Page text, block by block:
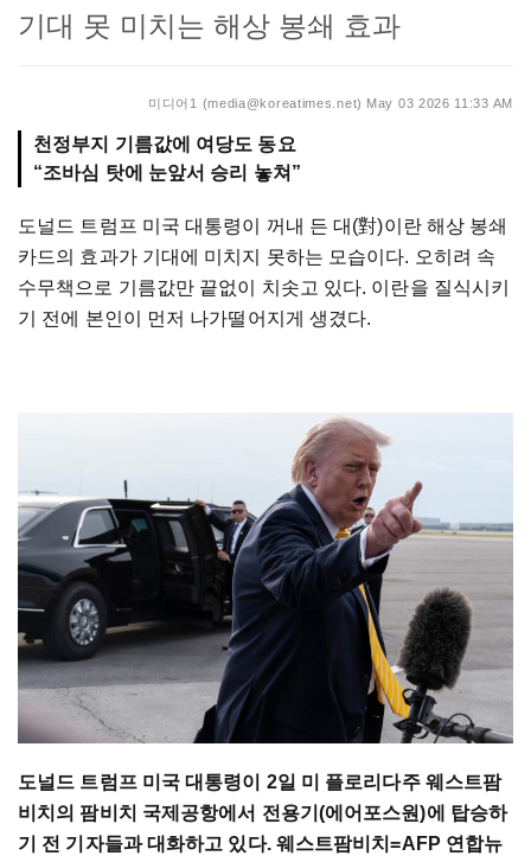
기대 못 미치는 해상 봉쇄 효과
미디어1 (media@koreatimes.net) May 03 2026 11:33 AM
천정부지 기름값에 여당도 동요
“조바심 탓에 눈앞서 승리 놓쳐”
도널드 트럼프 미국 대통령이 꺼내 든 대(對)이란 해상 봉쇄
카드의 효과가 기대에 미치지 못하는 모습이다. 오히려 속
수무책으로 기름값만 끝없이 치솟고 있다. 이란을 질식시키
기 전에 본인이 먼저 나가떨어지게 생겼다.
도널드 트럼프 미국 대통령이 2일 미 플로리다주 웨스트팜
비치의 팜비치 국제공항에서 전용기(에어포스원)에 탑승하
기 전 기자들과 대화하고 있다. 웨스트팜비치=AFP 연합뉴